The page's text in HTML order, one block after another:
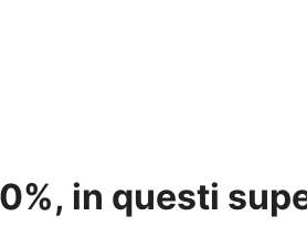
in questi